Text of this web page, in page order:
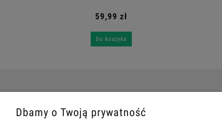
59,99 zł
Do koszyka
POMOC
Dbamy o Twoją prywatność